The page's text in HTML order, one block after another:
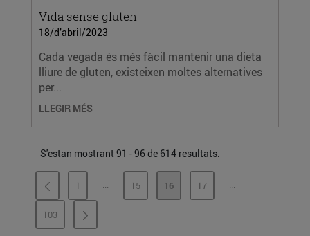
Vida sense gluten
18/d’abril/2023
Cada vegada és més fàcil mantenir una dieta
lliure de gluten, existeixen moltes alternatives
per...
LLEGIR MÉS
S'estan mostrant 91 - 96 de 614 resultats.
PÀGINA
1 ...PÀGINES INTERMÈDIES
PÀGINA
15 PÀGINA
16 PÀGINA
17 ...PÀGINES
PÀGINA
103